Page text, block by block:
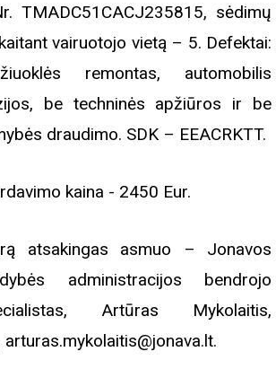
TMADC51CACJ235815, sėdimų
vairuotojo vietą – 5. Defektai:
remontas, automobilis
be techninės apžiūros ir be
draudimo. SDK – EEACRKTT.
kaina - 2450 Eur.
atsakingas asmuo – Jonavos
administracijos bendrojo
Artūras Mykolaitis,